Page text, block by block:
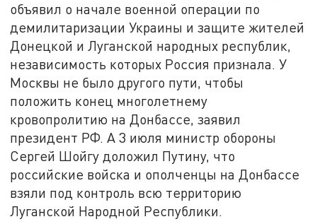
объявил о начале военной операции по
демилитаризации Украины и защите жителей
Донецкой и Луганской народных республик,
независимость которых Россия признала. У
Москвы не было другого пути, чтобы
положить конец многолетнему
кровопролитию на Донбассе, заявил
президент РФ. А 3 июля министр обороны
Сергей Шойгу доложил Путину, что
российские войска и ополченцы на Донбассе
взяли под контроль всю территорию
Луганской Народной Республики.